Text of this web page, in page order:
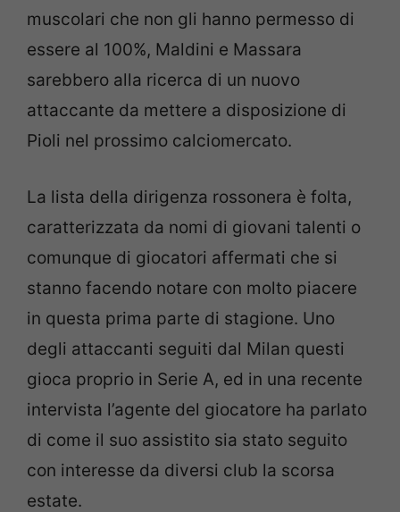
muscolari che non gli hanno permesso di
essere al 100%, Maldini e Massara
sarebbero alla ricerca di un nuovo
attaccante da mettere a disposizione di
Pioli nel prossimo calciomercato.
La lista della dirigenza rossonera è folta,
caratterizzata da nomi di giovani talenti o
comunque di giocatori affermati che si
stanno facendo notare con molto piacere
in questa prima parte di stagione. Uno
degli attaccanti seguiti dal Milan questi
gioca proprio in Serie A, ed in una recente
intervista l’agente del giocatore ha parlato
di come il suo assistito sia stato seguito
con interesse da diversi club la scorsa
estate.